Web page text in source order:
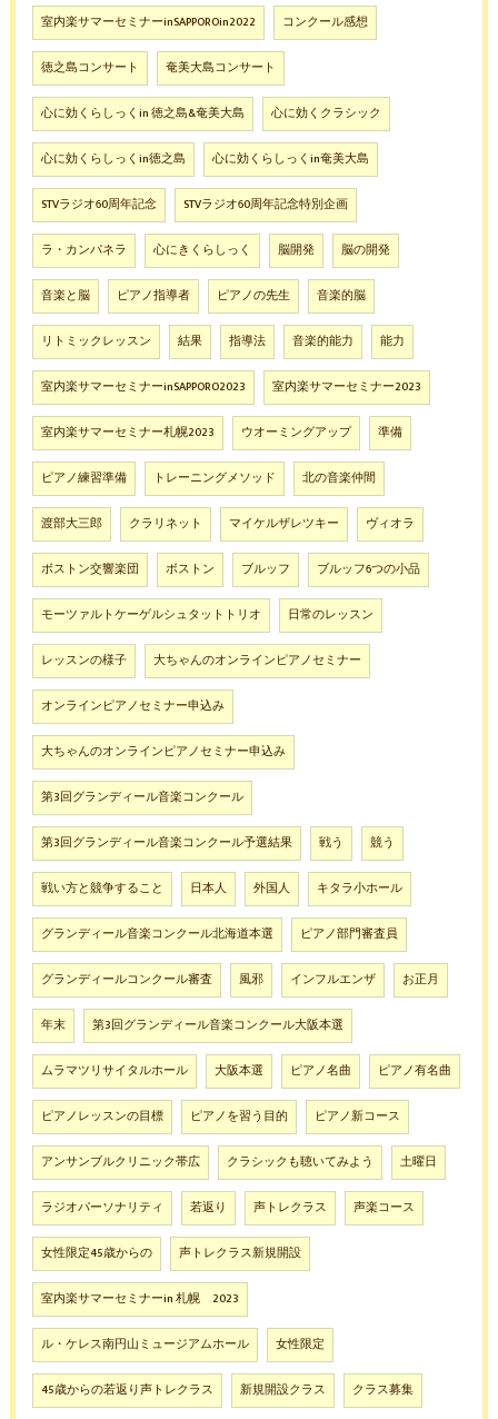
室内楽サマーセミナーinSAPPOROin2022 コンクール感想
徳之島コンサート 奄美大島コンサート
心に効くらしっくin 徳之島&奄美大島 心に効くクラシック
心に効くらしっくin徳之島 心に効くらしっくin奄美大島
STVラジオ60周年記念 STVラジオ60周年記念特別企画
ラ・カンパネラ 心にきくらしっく 脳開発 脳の開発
音楽と脳 ピアノ指導者 ピアノの先生 音楽的脳
リトミックレッスン 結果 指導法 音楽的能力 能力
室内楽サマーセミナーinSAPPORO2023 室内楽サマーセミナー2023
室内楽サマーセミナー札幌2023 ウオーミングアップ 準備
ピアノ練習準備 トレーニングメソッド 北の音楽仲間
渡部大三郎 クラリネット マイケルザレツキー ヴィオラ
ボストン交響楽団 ボストン ブルッフ ブルッフ6つの小品
モーツァルトケーゲルシュタットトリオ 日常のレッスン
レッスンの様子 大ちゃんのオンラインピアノセミナー
オンラインピアノセミナー申込み
大ちゃんのオンラインピアノセミナー申込み
第3回グランディール音楽コンクール
第3回グランディール音楽コンクール予選結果 戦う 競う
戦い方と競争すること 日本人 外国人 キタラ小ホール
グランディール音楽コンクール北海道本選 ピアノ部門審査員
グランディールコンクール審査 風邪 インフルエンザ お正月
年末 第3回グランディール音楽コンクール大阪本選
ムラマツリサイタルホール 大阪本選 ピアノ名曲 ピアノ有名曲
ピアノレッスンの目標 ピアノを習う目的 ピアノ新コース
アンサンブルクリニック帯広 クラシックも聴いてみよう 土曜日
ラジオパーソナリティ 若返り 声トレクラス 声楽コース
女性限定45歳からの 声トレクラス新規開設
室内楽サマーセミナーin 札幌 2023
ル・ケレス南円山ミュージアムホール 女性限定
45歳からの若返り声トレクラス 新規開設クラス クラス募集